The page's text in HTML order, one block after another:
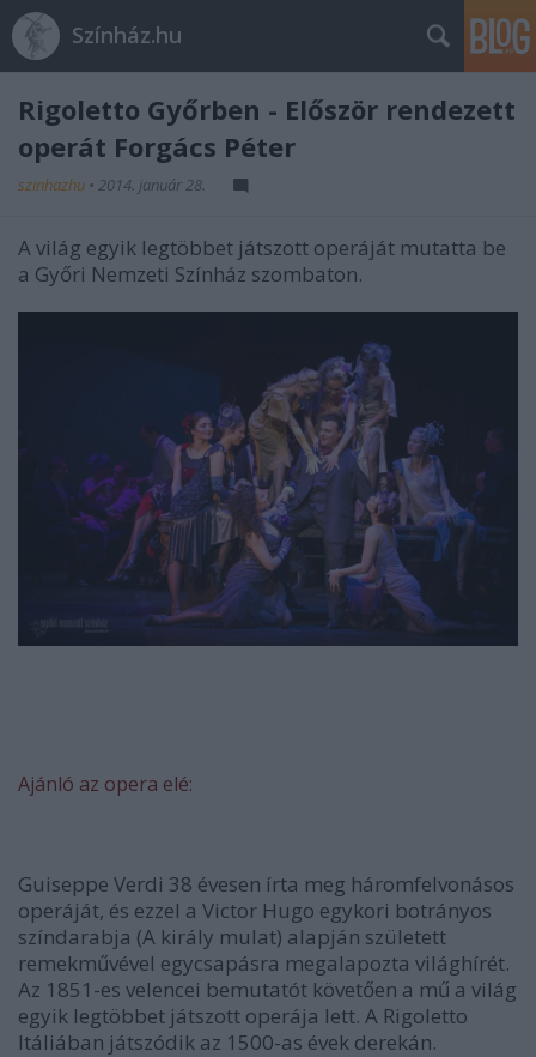
Színház.hu
Rigoletto Győrben - Először rendezett
operát Forgács Péter
szinhazhu • 2014. január 28.
A világ egyik legtöbbet játszott operáját mutatta be
a Győri Nemzeti Színház szombaton.
Ajánló az opera elé:
Guiseppe Verdi 38 évesen írta meg háromfelvonásos
operáját, és ezzel a Victor Hugo egykori botrányos
színdarabja (A király mulat) alapján született
remekművével egycsapásra megalapozta világhírét.
Az 1851-es velencei bemutatót követően a mű a világ
egyik legtöbbet játszott operája lett. A Rigoletto
Itáliában játszódik az 1500-as évek derekán.